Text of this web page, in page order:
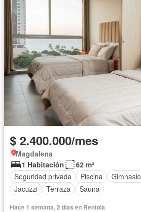
$ 2.400.000/mes
Magdalena
1 Habitación
62 m²
Seguridad privada
Piscina Gimnasio
Jacuzzi
Terraza Sauna
Hace 1 semana, 2 días en Rentola